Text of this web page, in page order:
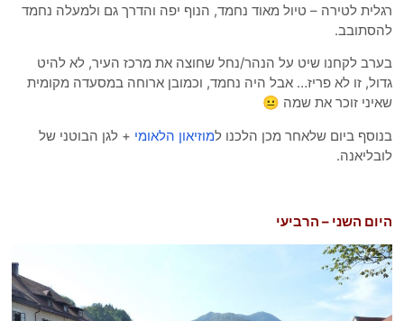
לטירה – טיול מאוד נחמד, הנוף יפה והדרך גם ולמעלה נחמד
לקחנו שיט על הנהר/נחל שחוצה את מרכז העיר, לא להיט
זו לא פריז… אבל היה נחמד, וכמובן ארוחה במסעדה מקומית
זוכר את שמה 😐
ביום שלאחר מכן הלכנו למוזיאון הלאומי+ לגן הבוטני של
השני – הרביעי